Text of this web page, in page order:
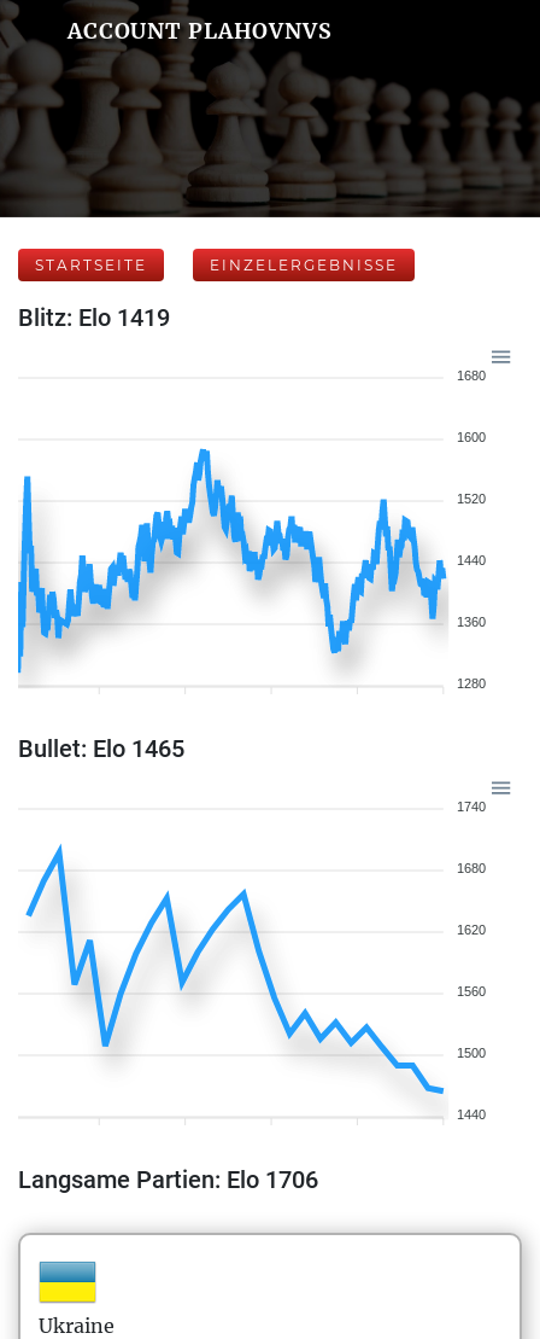
ACCOUNT PLAHOVNVS
STARTSEITE EINZELERGEBNISSE
Blitz: Elo 1419
1680
1600
1520
1440
1360
1280
Bullet: Elo 1465
1740
1680
1620
1560
1500
1440
Langsame Partien: Elo 1706
Ukraine